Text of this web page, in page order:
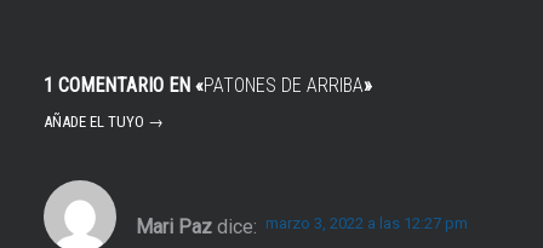
1 COMENTARIO EN «PATONES DE ARRIBA»
AÑADE EL TUYO →
Mari Paz dice: marzo 3, 2022 a las 12:27 pm